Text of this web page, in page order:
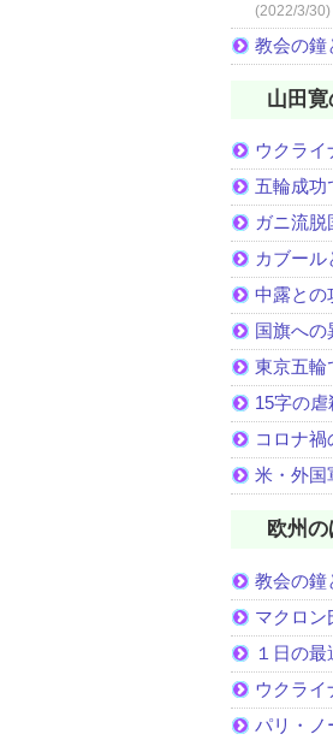
(2022/3/30)
教会の
山田
ウクラ
五輪成功
ガニ流
カブー
中露との
国旗への
東京五輪
15字の
コロナ
米・外国
欧州
教会の
マクロ
１日の
ウクラ
パリ・